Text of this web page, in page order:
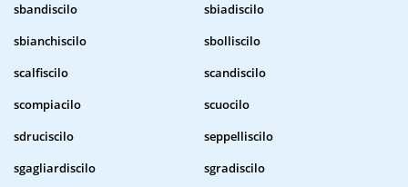
sbandiscilo
sbiadiscilo
sbianchiscilo
sbolliscilo
scalfiscilo
scandiscilo
scompiacilo
scuocilo
sdruciscilo
seppelliscilo
sgagliardiscilo
sgradiscilo